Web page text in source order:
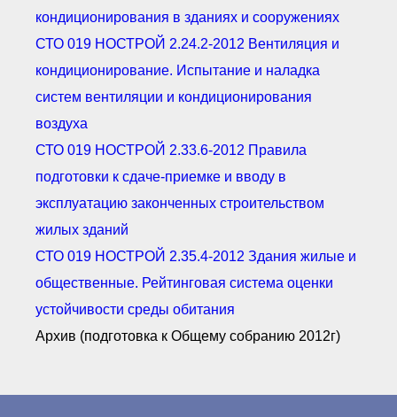
кондиционирования в зданиях и сооружениях
СТО 019 НОСТРОЙ 2.24.2-2012 Вентиляция и
кондиционирование. Испытание и наладка
систем вентиляции и кондиционирования
воздуха
СТО 019 НОСТРОЙ 2.33.6-2012 Правила
подготовки к сдаче-приемке и вводу в
эксплуатацию законченных строительством
жилых зданий
СТО 019 НОСТРОЙ 2.35.4-2012 Здания жилые и
общественные. Рейтинговая система оценки
устойчивости среды обитания
Архив (подготовка к Общему собранию 2012г)